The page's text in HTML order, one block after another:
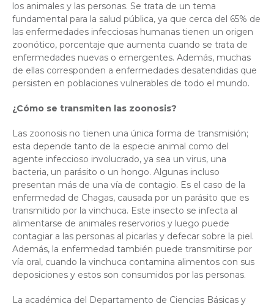
los animales y las personas. Se trata de un tema
fundamental para la salud pública, ya que cerca del 65% de
las enfermedades infecciosas humanas tienen un origen
zoonótico, porcentaje que aumenta cuando se trata de
enfermedades nuevas o emergentes. Además, muchas
de ellas corresponden a enfermedades desatendidas que
persisten en poblaciones vulnerables de todo el mundo.
¿Cómo se transmiten las zoonosis?
Las zoonosis no tienen una única forma de transmisión;
esta depende tanto de la especie animal como del
agente infeccioso involucrado, ya sea un virus, una
bacteria, un parásito o un hongo. Algunas incluso
presentan más de una vía de contagio. Es el caso de la
enfermedad de Chagas, causada por un parásito que es
transmitido por la vinchuca. Este insecto se infecta al
alimentarse de animales reservorios y luego puede
contagiar a las personas al picarlas y defecar sobre la piel.
Además, la enfermedad también puede transmitirse por
vía oral, cuando la vinchuca contamina alimentos con sus
deposiciones y estos son consumidos por las personas.
La académica del Departamento de Ciencias Básicas y